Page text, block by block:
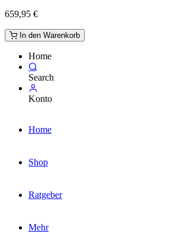
659,95 €
In den Warenkorb
Home
Search
Konto
Home
Shop
Ratgeber
Mehr